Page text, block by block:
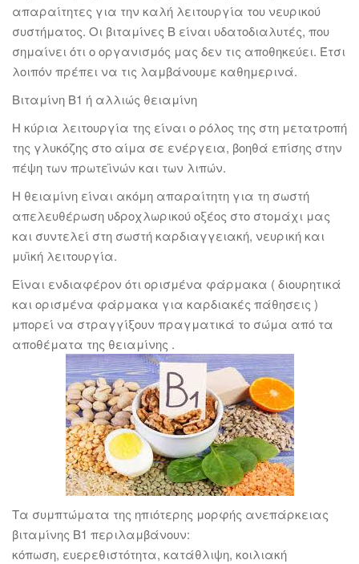
απαραίτητες για την καλή λειτουργία του νευρικού
συστήματος. Οι βιταμίνες Β είναι υδατοδιαλυτές, που
σημαίνει ότι ο οργανισμός μας δεν τις αποθηκεύει. Έτσι
λοιπόν πρέπει να τις λαμβάνουμε καθημερινά.
Βιταμίνη Β1 ή αλλιώς θειαμίνη
Η κύρια λειτουργία της είναι ο ρόλος της στη μετατροπή
της γλυκόζης στο αίμα σε ενέργεια, βοηθά επίσης στην
πέψη των πρωτεϊνών και των λιπών.
Η θειαμίνη είναι ακόμη απαραίτητη για τη σωστή
απελευθέρωση υδροχλωρικού οξέος στο στομάχι μας
και συντελεί στη σωστή καρδιαγγειακή, νευρική και
μυϊκή λειτουργία.
Είναι ενδιαφέρον ότι ορισμένα φάρμακα ( διουρητικά
και ορισμένα φάρμακα για καρδιακές πάθησεις )
μπορεί να στραγγίξουν πραγματικά το σώμα από τα
αποθέματα της θειαμίνης .
Τα συμπτώματα της ηπιότερης μορφής ανεπάρκειας
βιταμίνης Β1 περιλαμβάνουν:
κόπωση, ευερεθιστότητα, κατάθλιψη, κοιλιακή